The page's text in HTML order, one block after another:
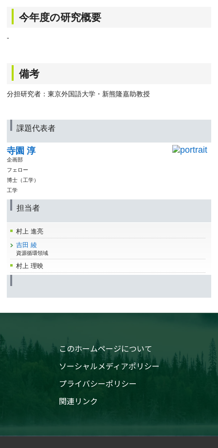
今年度の研究概要
-
備考
分担研究者：東京外国語大学・新熊隆嘉助教授
課題代表者
寺園 淳
企画部
フェロー
博士（工学）
工学
担当者
村上 進亮
吉田 綾
資源循環領域
村上 理映
このホームページについて
ソーシャルメディアポリシー
プライバシーポリシー
関連リンク